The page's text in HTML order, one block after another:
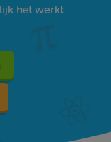
het werkt